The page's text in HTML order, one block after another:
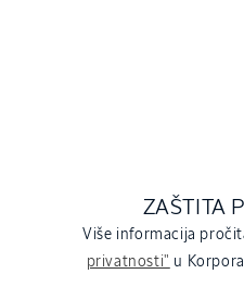
ZAŠTITA
Više informacija
privatnosti" u